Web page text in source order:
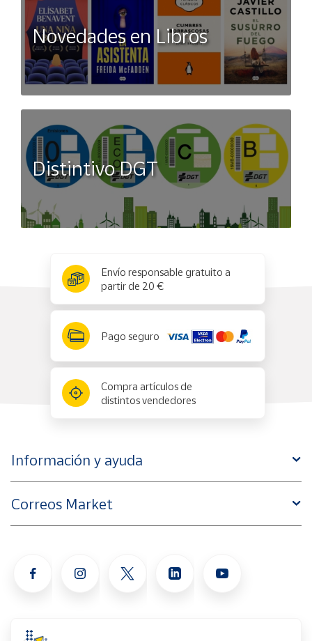
Novedades en Libros
Distintivo DGT
Envío responsable gratuito a
partir de 20 €
Pago seguro
Compra artículos de
distintos vendedores
Información y ayuda
Correos Market